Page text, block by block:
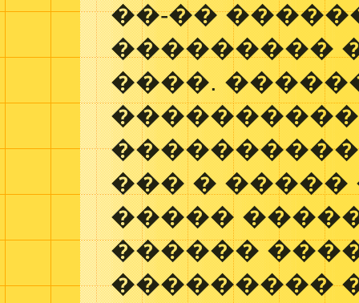
��-��
���������
����.
��� �
�����
������
���������